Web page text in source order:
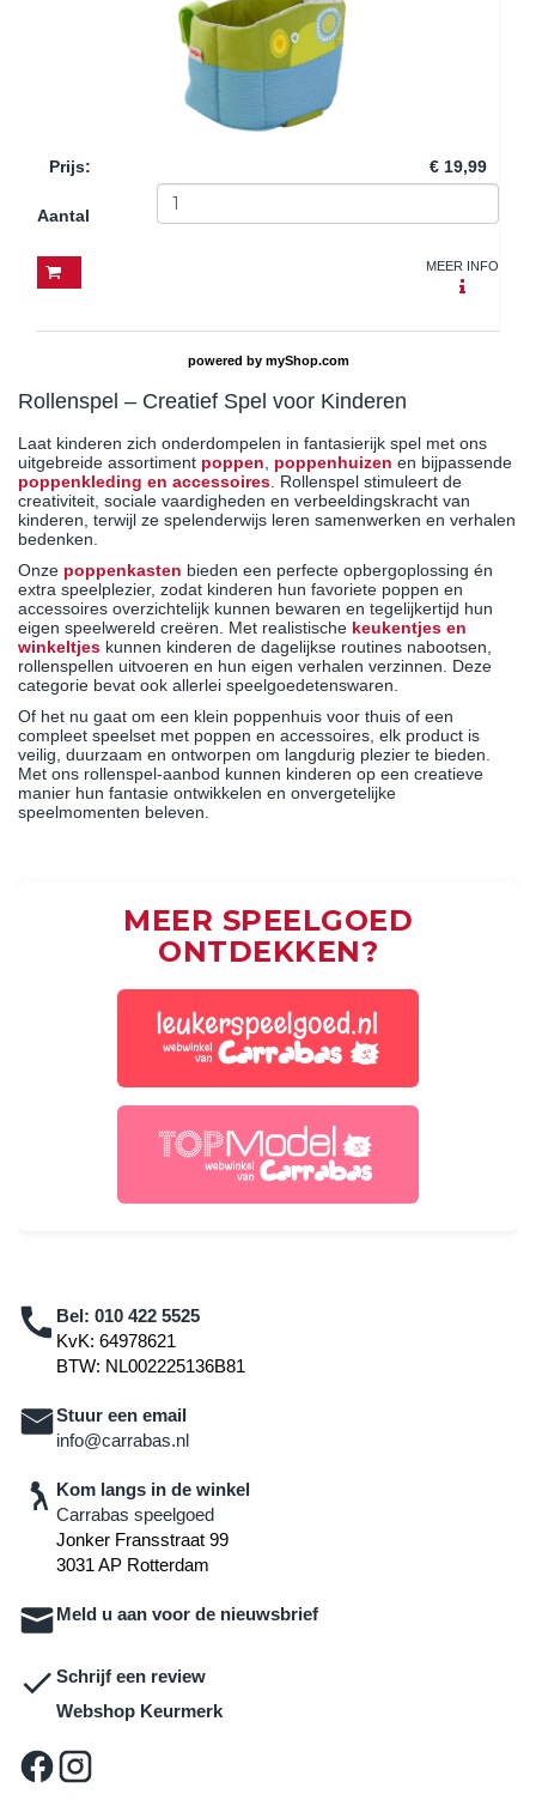
Prijs: € 19,99
Aantal
MEER INFO
powered by myShop.com
Rollenspel – Creatief Spel voor Kinderen
Laat kinderen zich onderdompelen in fantasierijk spel met ons
uitgebreide assortiment poppen, poppenhuizen en bijpassende
poppenkleding en accessoires. Rollenspel stimuleert de
creativiteit, sociale vaardigheden en verbeeldingskracht van
kinderen, terwijl ze spelenderwijs leren samenwerken en verhalen
bedenken.
Onze poppenkasten bieden een perfecte opbergoplossing én
extra speelplezier, zodat kinderen hun favoriete poppen en
accessoires overzichtelijk kunnen bewaren en tegelijkertijd hun
eigen speelwereld creëren. Met realistische keukentjes en
winkeltjes kunnen kinderen de dagelijkse routines nabootsen,
rollenspellen uitvoeren en hun eigen verhalen verzinnen. Deze
categorie bevat ook allerlei speelgoedetenswaren.
Of het nu gaat om een klein poppenhuis voor thuis of een
compleet speelset met poppen en accessoires, elk product is
veilig, duurzaam en ontworpen om langdurig plezier te bieden.
Met ons rollenspel-aanbod kunnen kinderen op een creatieve
manier hun fantasie ontwikkelen en onvergetelijke
speelmomenten beleven.
MEER SPEELGOED
ONTDEKKEN?
Bel: 010 422 5525
KvK: 64978621
BTW: NL002225136B81
Stuur een email
info@carrabas.nl
Kom langs in de winkel
Carrabas speelgoed
Jonker Fransstraat 99
3031 AP Rotterdam
Meld u aan voor de nieuwsbrief
Schrijf een review
Webshop Keurmerk